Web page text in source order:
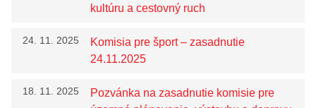
kultúru a cestovný ruch
24. 11. 2025
Komisia pre šport – zasadnutie
24.11.2025
18. 11. 2025
Pozvánka na zasadnutie komisie pre